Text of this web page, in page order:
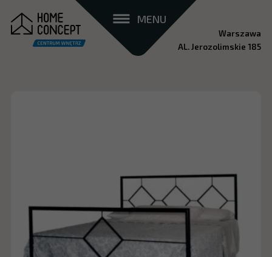
MENU
Warszawa
AL. Jerozolimskie 185